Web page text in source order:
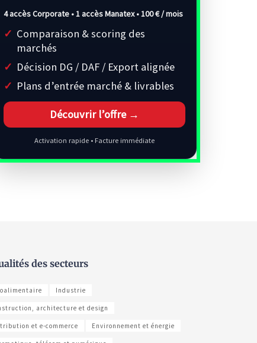
4 accès Corporate • 1 accès Manatex •100 € / mois
Comparaison & scoring des
marchés
Décision DG / DAF / Export alignée
Plans d’entrée marché & livrables
Découvrir l’offre →
Activation rapide • Facture immédiate
des secteurs
Industrie
architecture et design
et e-commerce Environnement et énergie